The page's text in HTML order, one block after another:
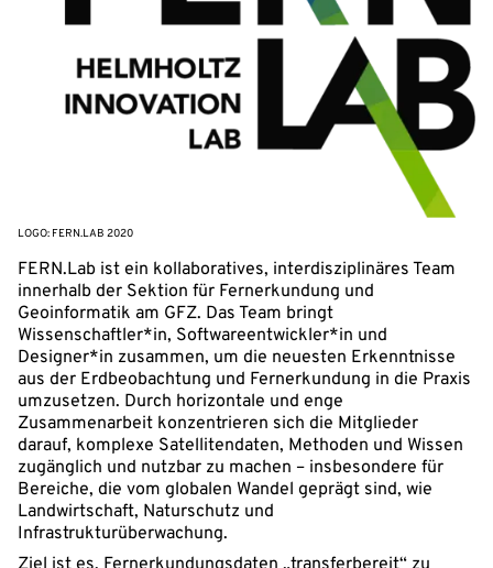
LOGO: FERN.LAB 2020
FERN.Lab ist ein kollaboratives, interdisziplinäres Team
innerhalb der Sektion für Fernerkundung und
Geoinformatik am GFZ. Das Team bringt
Wissenschaftler*in, Softwareentwickler*in und
Designer*in zusammen, um die neuesten Erkenntnisse
aus der Erdbeobachtung und Fernerkundung in die Praxis
umzusetzen. Durch horizontale und enge
Zusammenarbeit konzentrieren sich die Mitglieder
darauf, komplexe Satellitendaten, Methoden und Wissen
zugänglich und nutzbar zu machen – insbesondere für
Bereiche, die vom globalen Wandel geprägt sind, wie
Landwirtschaft, Naturschutz und
Infrastrukturüberwachung.